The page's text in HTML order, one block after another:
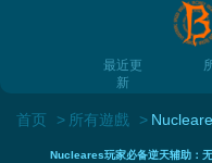
最近更
新
首页 所有遊戲
Nucleares玩家必备逆天辅助：